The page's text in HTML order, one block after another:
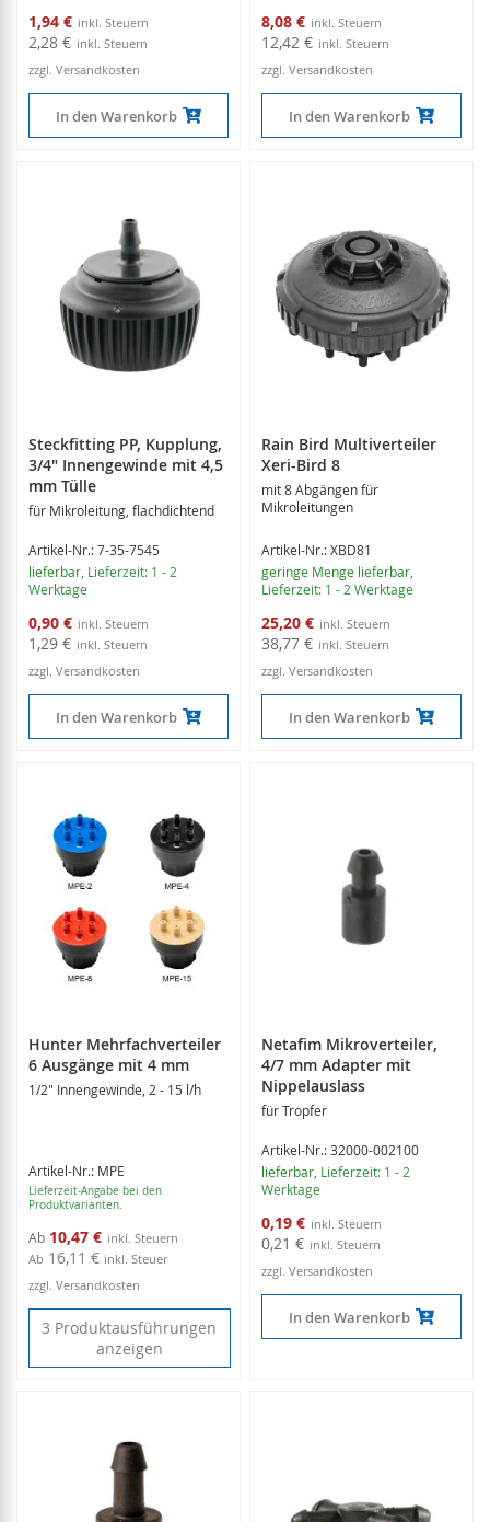
Sonderangebot
1,94 €
2,28 €
zzgl. Versandkosten
In den Warenkorb
Sonderangebot
8,08 €
12,42 €
zzgl. Versandkosten
In den Warenkorb
Steckfitting PP, Kupplung,
3/4" Innengewinde mit 4,5
mm Tülle
für Mikroleitung, flachdichtend
Artikel-Nr.: 7-35-7545
lieferbar , Lieferzeit: 1 - 2
Werktage
Sonderangebot
0,90 €
1,29 €
zzgl. Versandkosten
In den Warenkorb
Rain Bird Multiverteiler
Xeri-Bird 8
mit 8 Abgängen für
Mikroleitungen
Artikel-Nr.: XBD81
geringe Menge lieferbar
Lieferzeit: 1 - 2 Werktage
Sonderangebot
25,20 €
38,77 €
zzgl. Versandkosten
In den Warenkorb
Hunter Mehrfachverteiler
6 Ausgänge mit 4 mm
1/2" Innengewinde, 2 - 15 l/h
Artikel-Nr.: MPE
Lieferzeit-Angabe bei den
Produktvarianten.
Ab 10,47 €
Ab 16,11 € inkl. Steuer
zzgl. Versandkosten
3 Produktausführungen
anzeigen
Netafim Mikroverteiler,
4/7 mm Adapter mit
Nippelauslass
für Tropfer
Artikel-Nr.: 32000-002100
lieferbar , Lieferzeit: 1 - 2
Werktage
Sonderangebot
0,19 €
0,21 €
zzgl. Versandkosten
In den Warenkorb